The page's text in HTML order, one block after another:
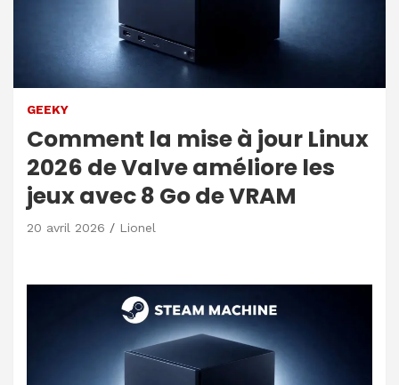
GEEKY
Comment la mise à jour Linux
2026 de Valve améliore les
jeux avec 8 Go de VRAM
20 avril 2026 Lionel